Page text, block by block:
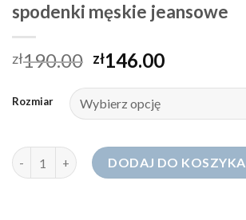
spodenki męskie jeansowe
zł190.00 zł146.00
Rozmiar
ilość spodenki męskie jeansoweDODAJ DO KOSZYKA